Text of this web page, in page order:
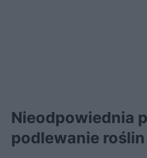
Nieodpowiednia
podlewanie roślin